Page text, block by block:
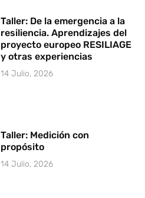
Taller: De la emergencia a la
resiliencia. Aprendizajes del
proyecto europeo RESILIAGE
y otras experiencias
14 Julio, 2026
Taller: Medición con
propósito
14 Julio, 2026